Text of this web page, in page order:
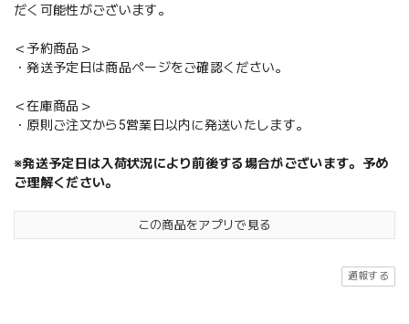
だく可能性がございます。
＜予約商品＞
・発送予定日は商品ページをご確認ください。
＜在庫商品＞
・原則ご注文から5営業日以内に発送いたします。
※発送予定日は入荷状況により前後する場合がございます。予め
ご理解ください。
この商品をアプリで見る
通報する